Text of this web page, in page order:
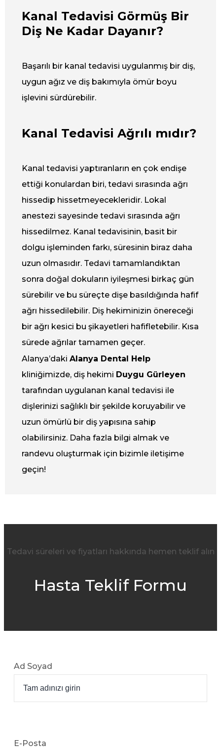
Kanal Tedavisi Görmüş Bir
Diş Ne Kadar Dayanır?
Başarılı bir kanal tedavisi uygulanmış bir diş,
uygun ağız ve diş bakımıyla ömür boyu
işlevini sürdürebilir.
Kanal Tedavisi Ağrılı mıdır?
Kanal tedavisi yaptıranların en çok endişe
ettiği konulardan biri, tedavi sırasında ağrı
hissedip hissetmeyecekleridir. Lokal
anestezi sayesinde tedavi sırasında ağrı
hissedilmez. Kanal tedavisinin, basit bir
dolgu işleminden farkı, süresinin biraz daha
uzun olmasıdır. Tedavi tamamlandıktan
sonra doğal dokuların iyileşmesi birkaç gün
sürebilir ve bu süreçte dişe basıldığında hafif
ağrı hissedilebilir. Diş hekiminizin önereceği
bir ağrı kesici bu şikayetleri hafifletebilir. Kısa
sürede ağrılar tamamen geçer.
Alanya’dakiAlanya Dental Help
kliniğimizde, diş hekimi Duygu Gürleyen
tarafından uygulanan kanal tedavisi ile
dişlerinizi sağlıklı bir şekilde koruyabilir ve
uzun ömürlü bir diş yapısına sahip
olabilirsiniz. Daha fazla bilgi almak ve
randevu oluşturmak için bizimle iletişime
geçin!
Tedavi süreleri ve fiyatları hakkında hemen teklif alın
Hasta Teklif Formu
Ad Soyad
E-Posta